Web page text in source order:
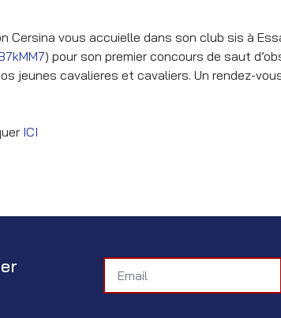
Cersina vous accuielle dans son club sis à
) pour son premier concours de saut
jeunes cavalieres et cavaliers. Un rendez-
ICI